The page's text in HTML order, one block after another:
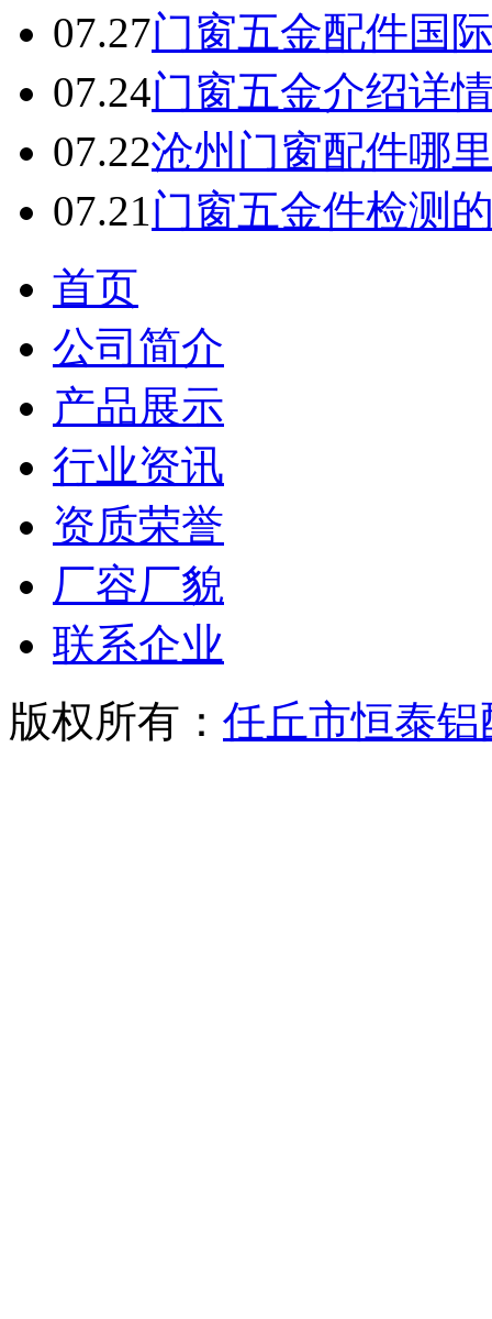
07.27门窗五金配件国
07.24门窗五金介绍详
07.22沧州门窗配件哪
07.21门窗五金件检测
首页
公司简介
产品展示
行业资讯
资质荣誉
厂容厂貌
联系企业
版权所有： 任丘市恒泰铝